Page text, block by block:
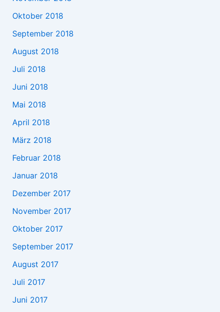
Oktober 2018
September 2018
August 2018
Juli 2018
Juni 2018
Mai 2018
April 2018
März 2018
Februar 2018
Januar 2018
Dezember 2017
November 2017
Oktober 2017
September 2017
August 2017
Juli 2017
Juni 2017